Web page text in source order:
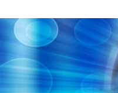
to
contentvinivida.lk